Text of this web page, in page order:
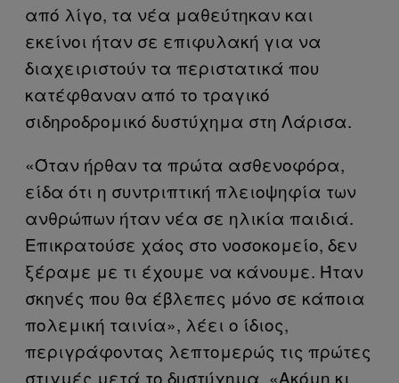
από λίγο, τα νέα μαθεύτηκαν και
εκείνοι ήταν σε επιφυλακή για να
διαχειριστούν τα περιστατικά που
κατέφθαναν από το τραγικό
σιδηροδρομικό δυστύχημα στη Λάρισα.
«Όταν ήρθαν τα πρώτα ασθενοφόρα,
είδα ότι η συντριπτική πλειοψηφία των
ανθρώπων ήταν νέα σε ηλικία παιδιά.
Επικρατούσε χάος στο νοσοκομείο, δεν
ξέραμε με τι έχουμε να κάνουμε. Ήταν
σκηνές που θα έβλεπες μόνο σε κάποια
πολεμική ταινία», λέει ο ίδιος,
περιγράφοντας λεπτομερώς τις πρώτες
στιγμές μετά το δυστύχημα. «Ακόμη κι